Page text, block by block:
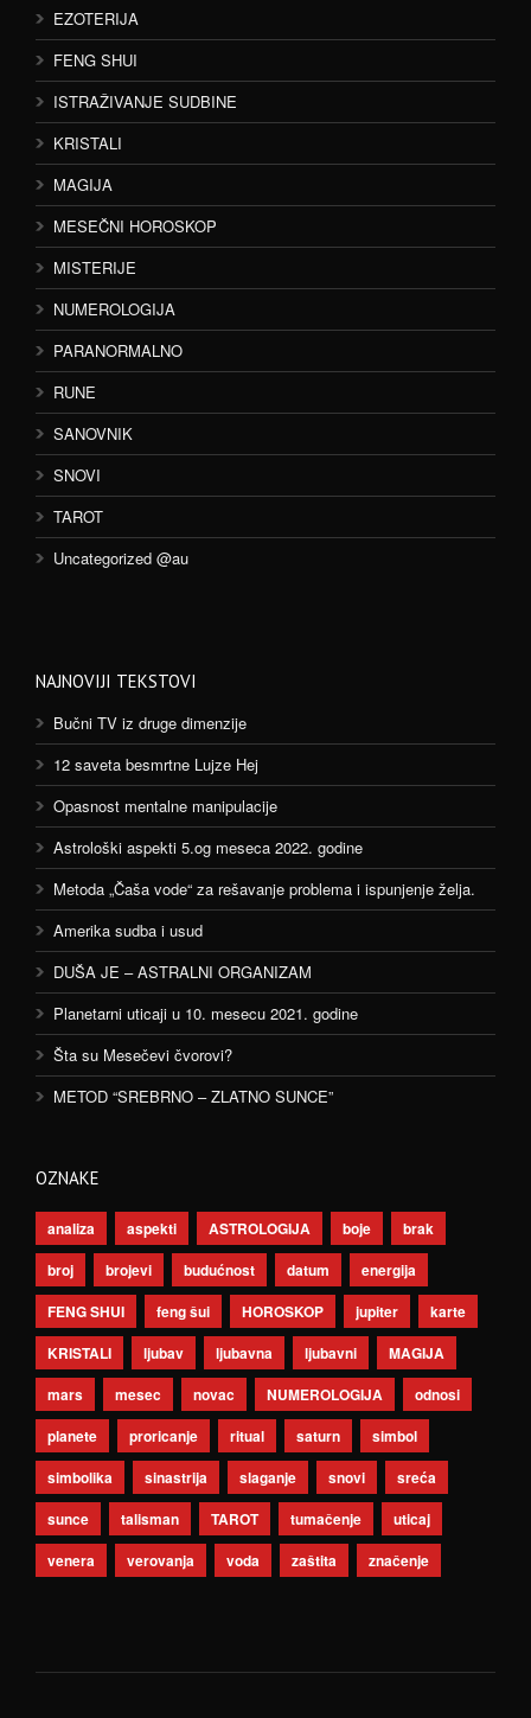
EZOTERIJA
FENG SHUI
ISTRAŽIVANJE SUDBINE
KRISTALI
MAGIJA
MESEČNI HOROSKOP
MISTERIJE
NUMEROLOGIJA
PARANORMALNO
RUNE
SANOVNIK
SNOVI
TAROT
Uncategorized @au
NAJNOVIJI TEKSTOVI
Bučni TV iz druge dimenzije
12 saveta besmrtne Lujze Hej
Opasnost mentalne manipulacije
Astrološki aspekti 5.og meseca 2022. godine
Metoda „Čaša vode“ za rešavanje problema i ispunjenje želja.
Amerika sudba i usud
DUŠA JE – ASTRALNI ORGANIZAM
Planetarni uticaji u 10. mesecu 2021. godine
Šta su Mesečevi čvorovi?
METOD “SREBRNO – ZLATNO SUNCE”
OZNAKE
analiza aspekti ASTROLOGIJA boje
brak
broj
brojevi budućnost datum
energija
FENG SHUI
feng šui HOROSKOP jupiter
karte
KRISTALI
ljubav ljubavna ljubavni
MAGIJA
mars
mesec novac NUMEROLOGIJA
odnosi
planete
proricanje ritual saturn
simbol
simbolika
sinastrija slaganje snovi
sreća
sunce
talisman TAROT tumačenje
uticaj
venera
verovanja voda zaštita značenje